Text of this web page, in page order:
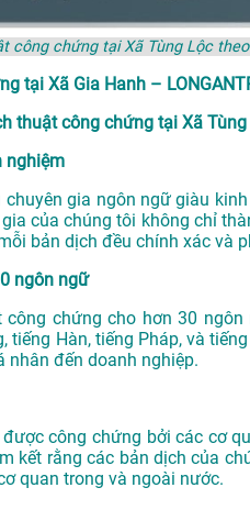
công chứng tại Xã Tùng Lộc
tại Xã Gia Hanh –
thuật công chứng tại Xã
nghiệm
chuyên gia ngôn ngữ giàu
gia của chúng tôi không chỉ
bản dịch đều chính xác và
ngôn ngữ
chứng cho hơn 30
tiếng Hàn, tiếng Pháp, và
nhân đến doanh nghiệp.
được công chứng bởi các cơ
kết rằng các bản dịch của
quan trong và ngoài nước.